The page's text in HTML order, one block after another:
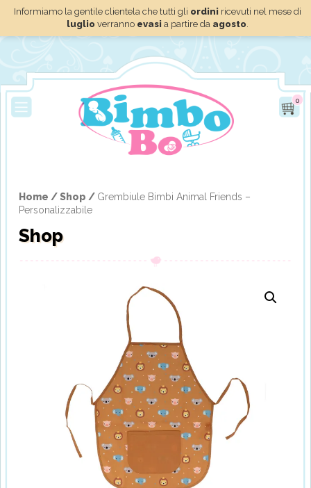
Informiamo la gentile clientela che tutti gli ordini ricevuti nel mese di
luglio verranno evasi a partire da agosto.
0
Home /Shop / Grembiule Bimbi Animal Friends –
Personalizzabile
Shop